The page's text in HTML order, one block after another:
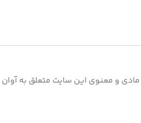
و معنوی این سایت متعلق به